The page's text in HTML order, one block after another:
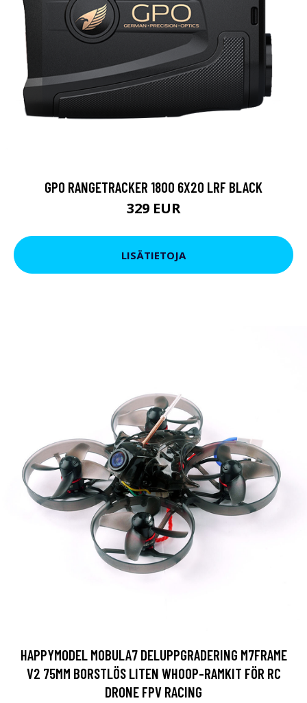
GPO RANGETRACKER 1800 6X20 LRF BLACK
329 EUR
LISÄTIETOJA
HAPPYMODEL MOBULA7 DELUPPGRADERING M7FRAME
V2 75MM BORSTLÖS LITEN WHOOP-RAMKIT FÖR RC
DRONE FPV RACING